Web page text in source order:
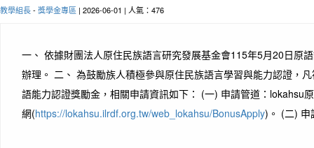
教學組長- 獎學金專區 | 2026-06-01 | 人氣：476
一、 依據財團法人原住民族語言研究發展基金會115年5月20日原
辦理。 二、 為鼓勵族人積極參與原住民族語言學習與能力認證，
語能力認證獎勵金，相關申請資訊如下： (一) 申請管道：lokahsu
網(https://lokahsu.ilrdf.org.tw/web_lokahsu/BonusApply)。 (二)